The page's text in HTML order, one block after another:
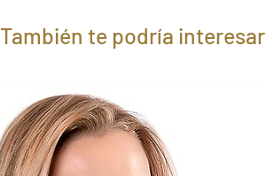
También te podría interesar